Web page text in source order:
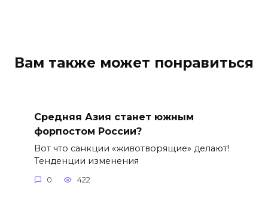
Вам также может понравиться
Средняя Азия станет южным
форпостом России?
Вот что санкции «животворящие» делают!
Тенденции изменения
0 422